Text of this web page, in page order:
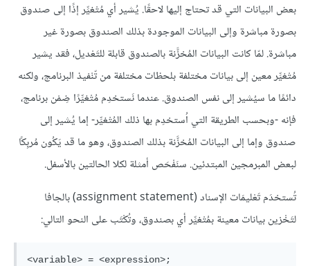
بعض البيانات التي قد تحتاج إليها لاحقًا. يُشير أي مُتْغيِّر إذًا إلى صندوق
بصورة مباشرة وإلى البيانات الموجودة بذلك الصندوق بصورة غير
مباشرة. لمّا كانت البيانات المُخزَّنة بالصندوق قابلة للتَعْديل، فقد يشير
مُتْغيِّر معين إلى بيانات مختلفة بلحظات مختلفة من تّنْفيذ البرنامج، ولكنه
دائمًا ما سيُشير إلى نفس الصندوق. عندما نَستخدِم مُتْغيِّرًا ضِمْن برنامج،
فإنه -وبحسب الطريقة التي اُستخدِم بها ذلك المُتْغيِّر- إما يُشير إلى
صندوق وإما إلى البيانات المُخزَّنة بذلك الصندوق، وهو ما قد يَكُون مُربِكًا
لبعض المبرمجين المبتدئين. سنَفْحَص أمثلة لكلا الحالتين بالأسفل.
تُستخدَم تَعْليمَات الإسناد (assignment statement) بالجافا
لتَخْزين بيانات معينة بمُتْغيِّر أي بصندوق، وتُكْتَب على النحو التالي: